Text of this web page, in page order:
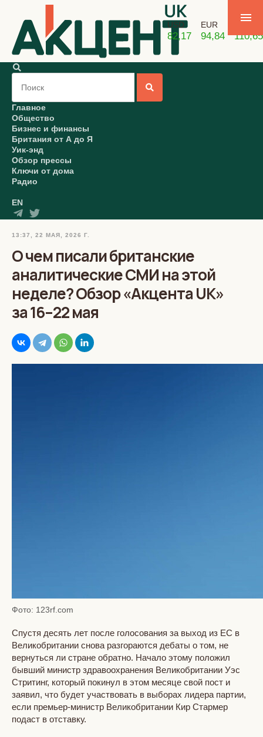
USD
82,17
EUR
94,84 110,65
Главное
Общество
Бизнес и финансы
Британия от А до Я
Уик-энд
Обзор прессы
Ключи от дома
Радио
EN
13:37, 22 МАЯ, 2026 Г.
О чем писали британские
аналитические СМИ на этой
неделе? Обзор «Акцента UK»
за 16–22 мая
Фото: 123rf.com
Спустя десять лет после голосования за выход из ЕС в
Великобритании снова разгораются дебаты о том, не
вернуться ли стране обратно. Начало этому положил
бывший министр здравоохранения Великобритании Уэс
Стритинг, который покинул в этом месяце свой пост и
заявил, что будет участвовать в выборах лидера партии,
если премьер-министр Великобритании Кир Стармер
подаст в отставку.